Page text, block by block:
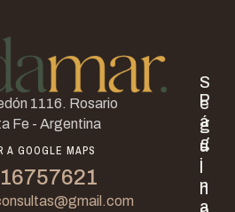
1116. Rosario
Fe - Argentina
A GOOGLE MAPS
P
á
g
i
n
a
S
e
g
u
n